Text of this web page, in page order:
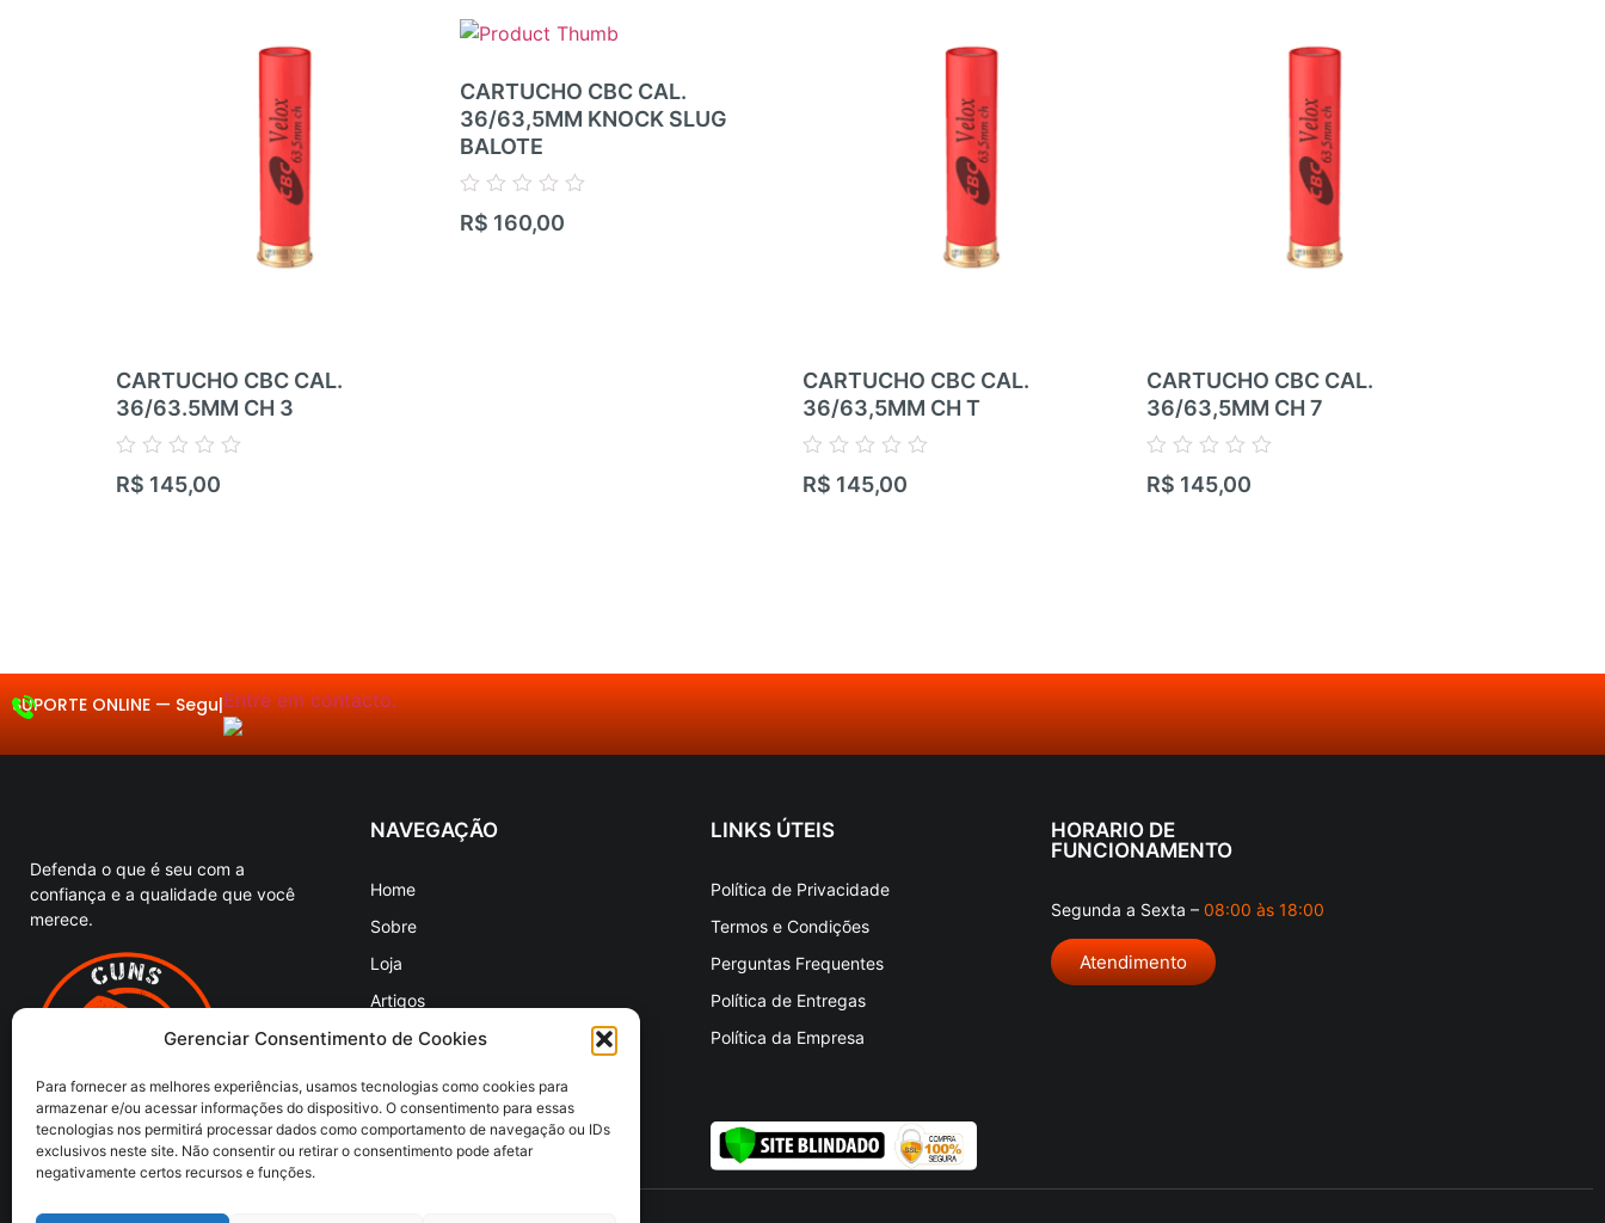
Gerenciar Consentimento de Cookies
Para fornecer as melhores experiências, usamos tecnologias como cookies para
armazenar e/ou acessar informações do dispositivo. O consentimento para essas
tecnologias nos permitirá processar dados como comportamento de navegação ou IDs
exclusivos neste site. Não consentir ou retirar o consentimento pode afetar
negativamente certos recursos e funções.
CARTUCHO CBC CAL.
36/63.5MM CH 3
Avaliação
0
R$ 145,00
CARTUCHO CBC CAL.
36/63,5MM KNOCK SLUG
BALOTE
Avaliação
0
R$ 160,00
CARTUCHO CBC CAL.
36/63,5MM CH T
Avaliação
0
R$ 145,00
CARTUCHO CBC CAL.
36/63,5MM CH 7
Avaliação
0
R$ 145,00
SUPORTE ONLINE — Segunda a Se|Entre em contacto.
Defenda o que é seu com a
confiança e a qualidade que você
merece.
NAVEGAÇÃO
Home
Sobre
Loja
Artigos
Entre em Contato
LINKS ÚTEIS
Política de Privacidade
Termos e Condições
Perguntas Frequentes
Política de Entregas
Política da Empresa
HORARIO DE
FUNCIONAMENTO
Segunda a Sexta – 08:00 às 18:00
Atendimento